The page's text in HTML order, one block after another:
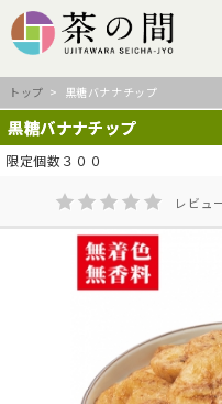
トップ > 黒糖バナナチップ
黒糖バナナチップ
限定個数３００
レビュ